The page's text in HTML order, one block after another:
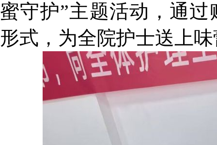
蜜守护”主题活动，通
形式，为全院护士送上